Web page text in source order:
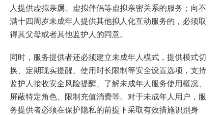
人提供虚拟亲属、虚拟伴侣等虚拟亲密关系的服务；向不
满十四周岁未成年人提供其他拟人化互动服务的，必须取
得其父母或者其他监护人的同意。
同时，服务提供者还必须建立未成年人模式，提供模式切
换、定期现实提醒、使用时长限制等安全设置选项，支持
监护人接收安全风险提醒、了解未成年人服务使用概况、
屏蔽特定角色、限制充值消费等。对于未成年人用户，服
务提供者必须在保护隐私的前提下采取有效措施识别身